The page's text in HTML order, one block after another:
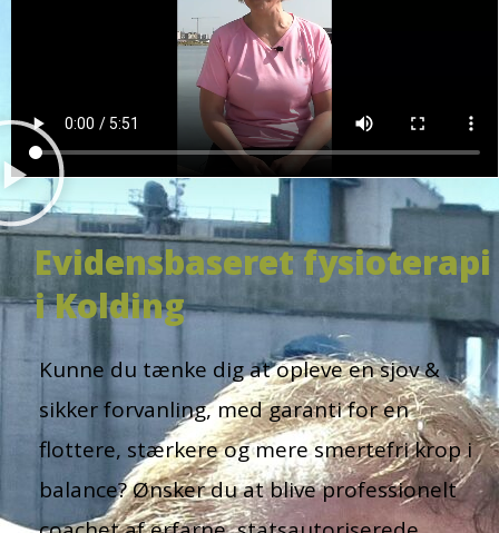
Evidensbaseret fysioterapi
i Kolding
Kunne du tænke dig at opleve en sjov &
sikker forvanling, med garanti for en
flottere, stærkere og mere smertefri krop i
balance? Ønsker du at blive professionelt